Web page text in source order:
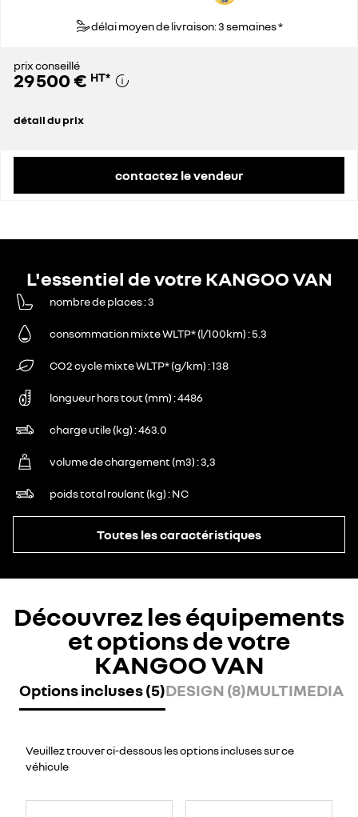
délai moyen de livraison: 3 semaines *
prix conseillé
29 500 € HT*
détail du prix
contactez le vendeur
L'essentiel de votre KANGOO VAN
nombre de places 3
consommation mixte WLTP* (l/100km) 5.3
CO2 cycle mixte WLTP* (g/km) 138
longueur hors tout (mm) 4486
charge utile (kg) 463.0
volume de chargement (m3) 3,3
poids total roulant (kg) NC
Toutes les caractéristiques
Découvrez les équipements
et options de votre
KANGOO VAN
Options incluses (5)DESIGN (8)MULTIMEDIA
Veuillez trouver ci-dessous les options incluses sur ce
véhicule